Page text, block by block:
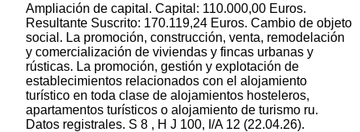
Ampliación de capital. Capital: 110.000,00 Euros.
Resultante Suscrito: 170.119,24 Euros. Cambio de objeto
social. La promoción, construcción, venta, remodelación
y comercialización de viviendas y fincas urbanas y
rústicas. La promoción, gestión y explotación de
establecimientos relacionados con el alojamiento
turístico en toda clase de alojamientos hosteleros,
apartamentos turísticos o alojamiento de turismo ru.
Datos registrales. S 8 , H J 100, I/A 12 (22.04.26).